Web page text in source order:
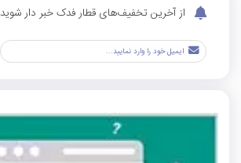
از آخرین تخفیف‌های قطار فدک خبر دار شوید